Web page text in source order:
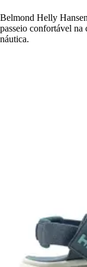
Belmond Helly
passeio confortável na
náutica.